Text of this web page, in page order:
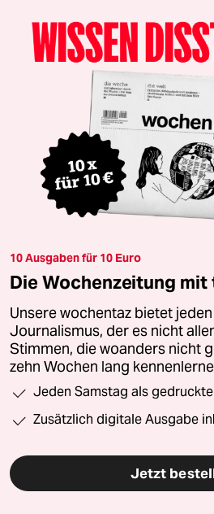
10 Ausgaben für 10 Euro
Die Wochenzeitung
Unsere wochentaz bietet
Journalismus, der es nicht
Stimmen, die woanders nicht
zehn Wochen lang
Jeden Samstag als
Zusätzlich digitale Ausgabe
Jetzt